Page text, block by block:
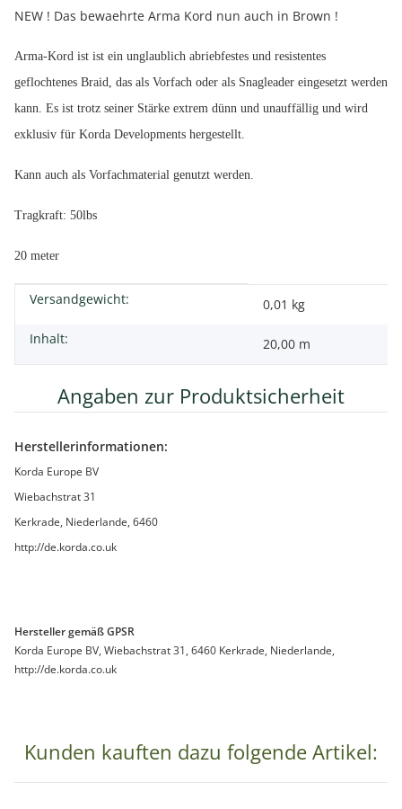
NEW ! Das bewaehrte Arma Kord nun auch in Brown !
Arma-Kord ist ist ein unglaublich abriebfestes und resistentes
geflochtenes Braid, das als Vorfach oder als Snagleader eingesetzt werden
kann. Es ist trotz seiner Stärke extrem dünn und unauffällig und wird
exklusiv für Korda Developments hergestellt.
Kann auch als Vorfachmaterial genutzt werden.
Tragkraft: 50lbs
20 meter
Produkteigenschaft
Wert
Versandgewicht:
0,01 kg
Inhalt:
20,00 m
Angaben zur Produktsicherheit
Herstellerinformationen:
Korda Europe BV
Wiebachstrat 31
Kerkrade, Niederlande, 6460
http://de.korda.co.uk
Hersteller gemäß GPSR
Korda Europe BV, Wiebachstrat 31, 6460 Kerkrade, Niederlande,
http://de.korda.co.uk
Kunden kauften dazu folgende Artikel: